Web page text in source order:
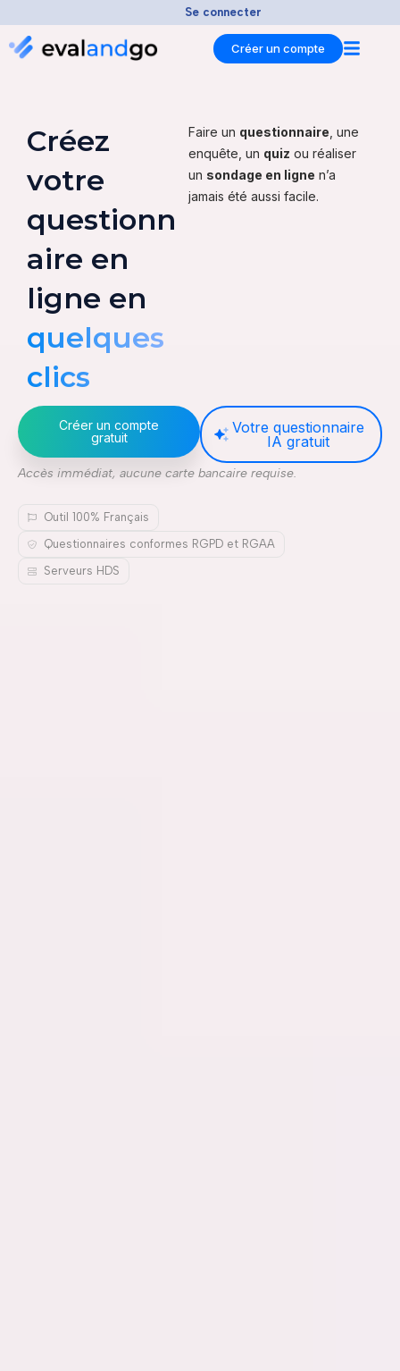
contenu
Se connecter
Créer un compte
Créez
votre
questionn
aire en
ligne en
quelques
clics
Faire un questionnaire , une
enquête, un quiz ou réaliser
un sondage en ligne n’a
jamais été aussi facile.
Créer un compte
gratuit
Votre questionnaire
IA gratuit
Accès immédiat, aucune carte bancaire requise.
Outil 100% Français
Questionnaires conformes RGPD et RGAA
Serveurs HDS